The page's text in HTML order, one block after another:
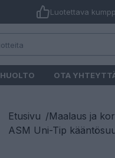
Luotettava
HUOLTO OTA
Etusivu /Maalaus ja
ASM Uni-Tip